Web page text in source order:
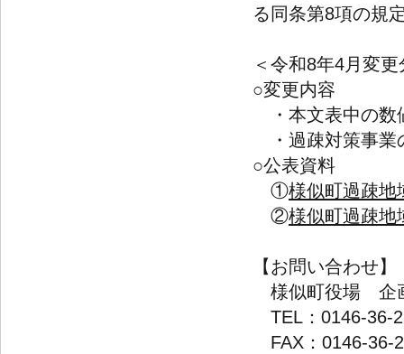
る同条第8項の規
＜令和8年4月変更
○変更内容
・本文表中の数
・過疎対策事業
○公表資料
①様似町過疎地
②様似町過疎地
【お問い合わせ】
様似町役場 企
TEL：0146-36-
FAX：0146-36-